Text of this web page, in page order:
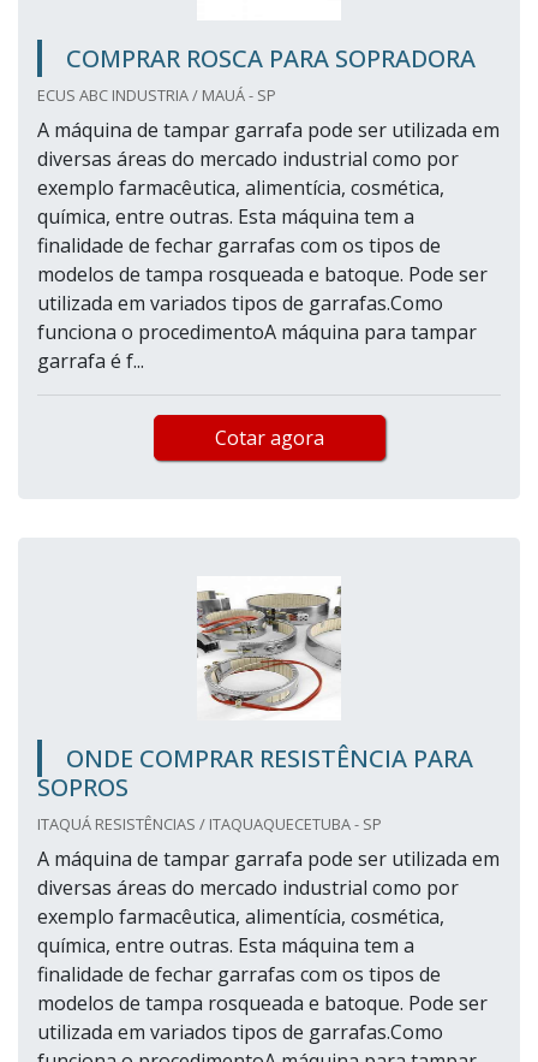
COMPRAR ROSCA PARA SOPRADORA
ECUS ABC INDUSTRIA / MAUÁ - SP
A máquina de tampar garrafa pode ser utilizada em
diversas áreas do mercado industrial como por
exemplo farmacêutica, alimentícia, cosmética,
química, entre outras. Esta máquina tem a
finalidade de fechar garrafas com os tipos de
modelos de tampa rosqueada e batoque. Pode ser
utilizada em variados tipos de garrafas.Como
funciona o procedimentoA máquina para tampar
garrafa é f...
Cotar agora
ONDE COMPRAR RESISTÊNCIA PARA
SOPROS
ITAQUÁ RESISTÊNCIAS / ITAQUAQUECETUBA - SP
A máquina de tampar garrafa pode ser utilizada em
diversas áreas do mercado industrial como por
exemplo farmacêutica, alimentícia, cosmética,
química, entre outras. Esta máquina tem a
finalidade de fechar garrafas com os tipos de
modelos de tampa rosqueada e batoque. Pode ser
utilizada em variados tipos de garrafas.Como